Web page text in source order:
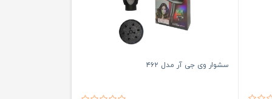
سشوار وی جی آر مدل ۴۶۲